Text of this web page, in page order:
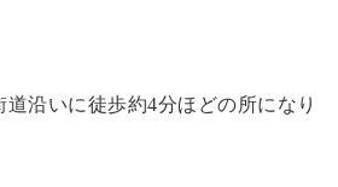
沿いに徒歩約4分ほどの所になり